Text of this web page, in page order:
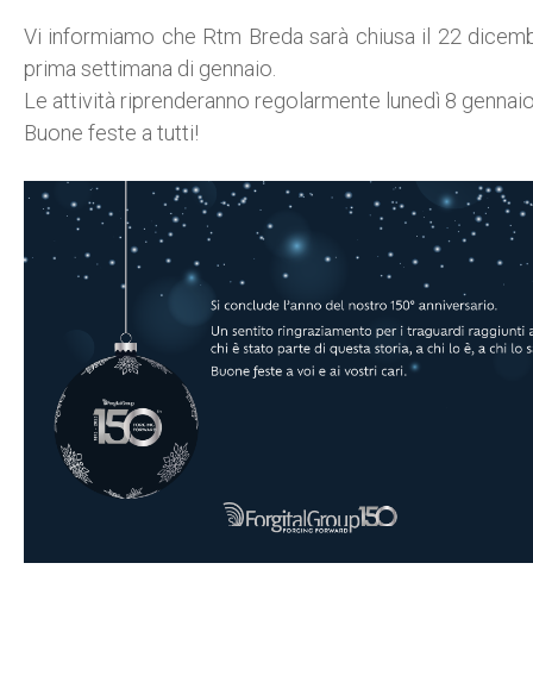
Vi informiamo che Rtm Breda sarà chiusa il 22
prima settimana di gennaio.
Le attività riprenderanno regolarmente lunedì 8
Buone feste a tutti!